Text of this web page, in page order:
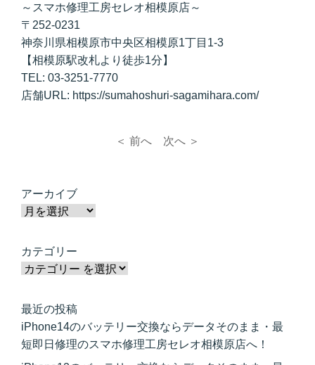
～スマホ修理工房セレオ相模原店～
〒252-0231
神奈川県相模原市中央区相模原1丁目1-3
【相模原駅改札より徒歩1分】
TEL: 03-3251-7770
店舗URL: https://sumahoshuri-sagamihara.com/
＜ 前へ 次へ ＞
アーカイブ
カテゴリー
最近の投稿
iPhone14のバッテリー交換ならデータそのまま・最
短即日修理のスマホ修理工房セレオ相模原店へ！